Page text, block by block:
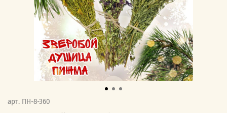
арт. ПН-8-360